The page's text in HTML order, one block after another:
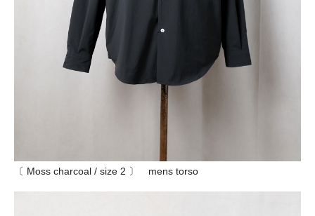
〔 Moss charcoal / size 2 〕 mens torso